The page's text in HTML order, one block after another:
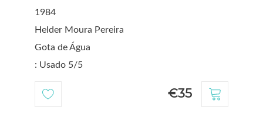
1984
Helder Moura Pereira
Gota de Água
: Usado 5/5
€35